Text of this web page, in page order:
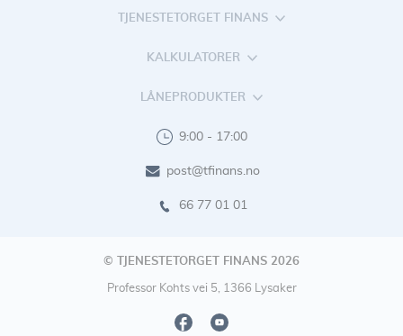
TJENESTETORGET FINANS
KALKULATORER
LÅNEPRODUKTER
9:00 - 17:00
post@tfinans.no
66 77 01 01
© TJENESTETORGET FINANS 2026
Professor Kohts vei 5, 1366 Lysaker